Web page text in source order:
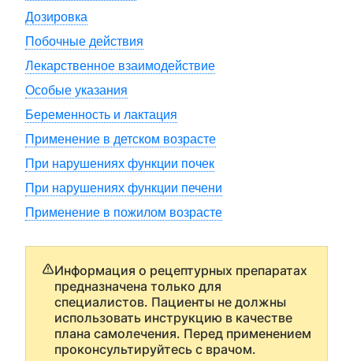
Дозировка
Побочные действия
Лекарственное взаимодействие
Особые указания
Беременность и лактация
Применение в детском возрасте
При нарушениях функции почек
При нарушениях функции печени
Применение в пожилом возрасте
Информация о рецептурных препаратах
предназначена только для
специалистов. Пациенты не должны
использовать инструкцию в качестве
плана самолечения. Перед применением
проконсультируйтесь с врачом.